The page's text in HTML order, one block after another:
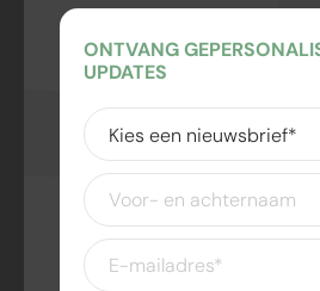
ONTVANG
UPDATES
Kies
een
nieuwsbrief(Vereist)
Voor-
en
achternaam
E-
mailadres(Vereist)